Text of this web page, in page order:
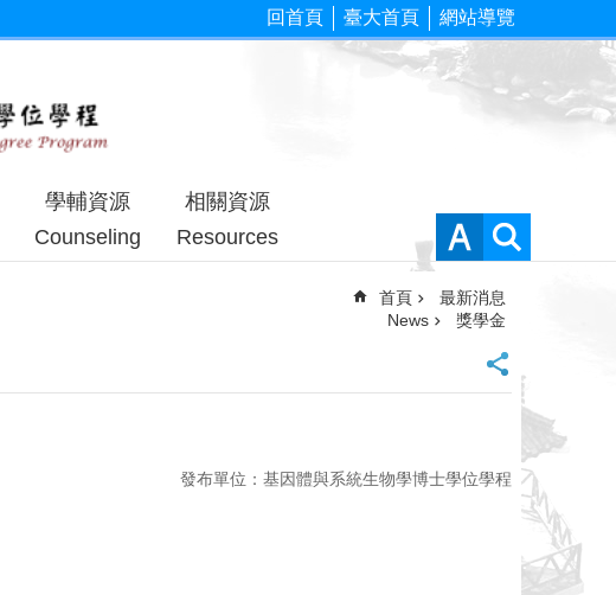
回首頁 臺大首頁 網站導覽
學輔資源
Counseling
相關資源
Resources
首頁
最新消息
News
獎學金
發布單位：基因體與系統生物學博士學位學程